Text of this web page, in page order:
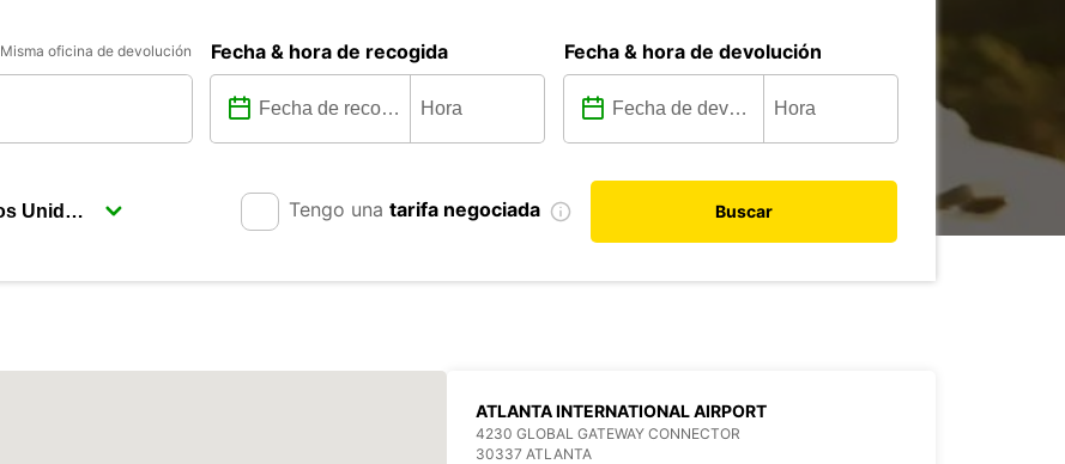
Misma oficina de devolución Fecha & hora de recogida Fecha & hora de devolución
Tengo una tarifa negociada Buscar
ATLANTA INTERNATIONAL AIRPORT
4230 GLOBAL GATEWAY CONNECTOR
30337 ATLANTA